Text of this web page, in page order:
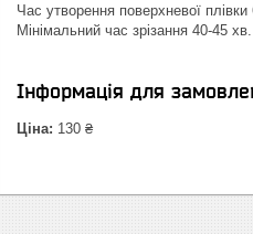
Час утворення поверхневої плівки
Мінімальний час зрізання 40-45 хв.
Інформація для
Ціна: 130 ₴